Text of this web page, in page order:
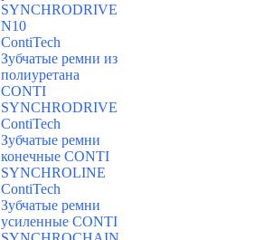
SYNCHRODRIVE
N10
ContiTech
Зубчатые ремни из
полиуретана
CONTI
SYNCHRODRIVE
ContiTech
Зубчатые ремни
конечные CONTI
SYNCHROLINE
ContiTech
Зубчатые ремни
усиленные CONTI